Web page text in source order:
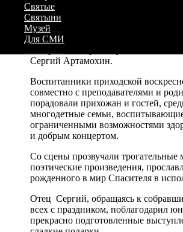
Святые
Святыни
Музей
Для СМИ
В минувший воскресный день,
литургии, в Николо-Песковском
прошел Рождественский праздник.
Сергий Артамохин.
Воспитанники приходской
совместно с преподавателями и
порадовали прихожан и гостей,
многодетные семьи,
ограниченными возможностями
и добрым концертом.
Со сцены прозвучали трогательные
поэтические произведения,
рожденного в мир Спасителя в
Отец Сергий, обращаясь к
всех с праздником, поблагодарил
прекрасно подготовленные